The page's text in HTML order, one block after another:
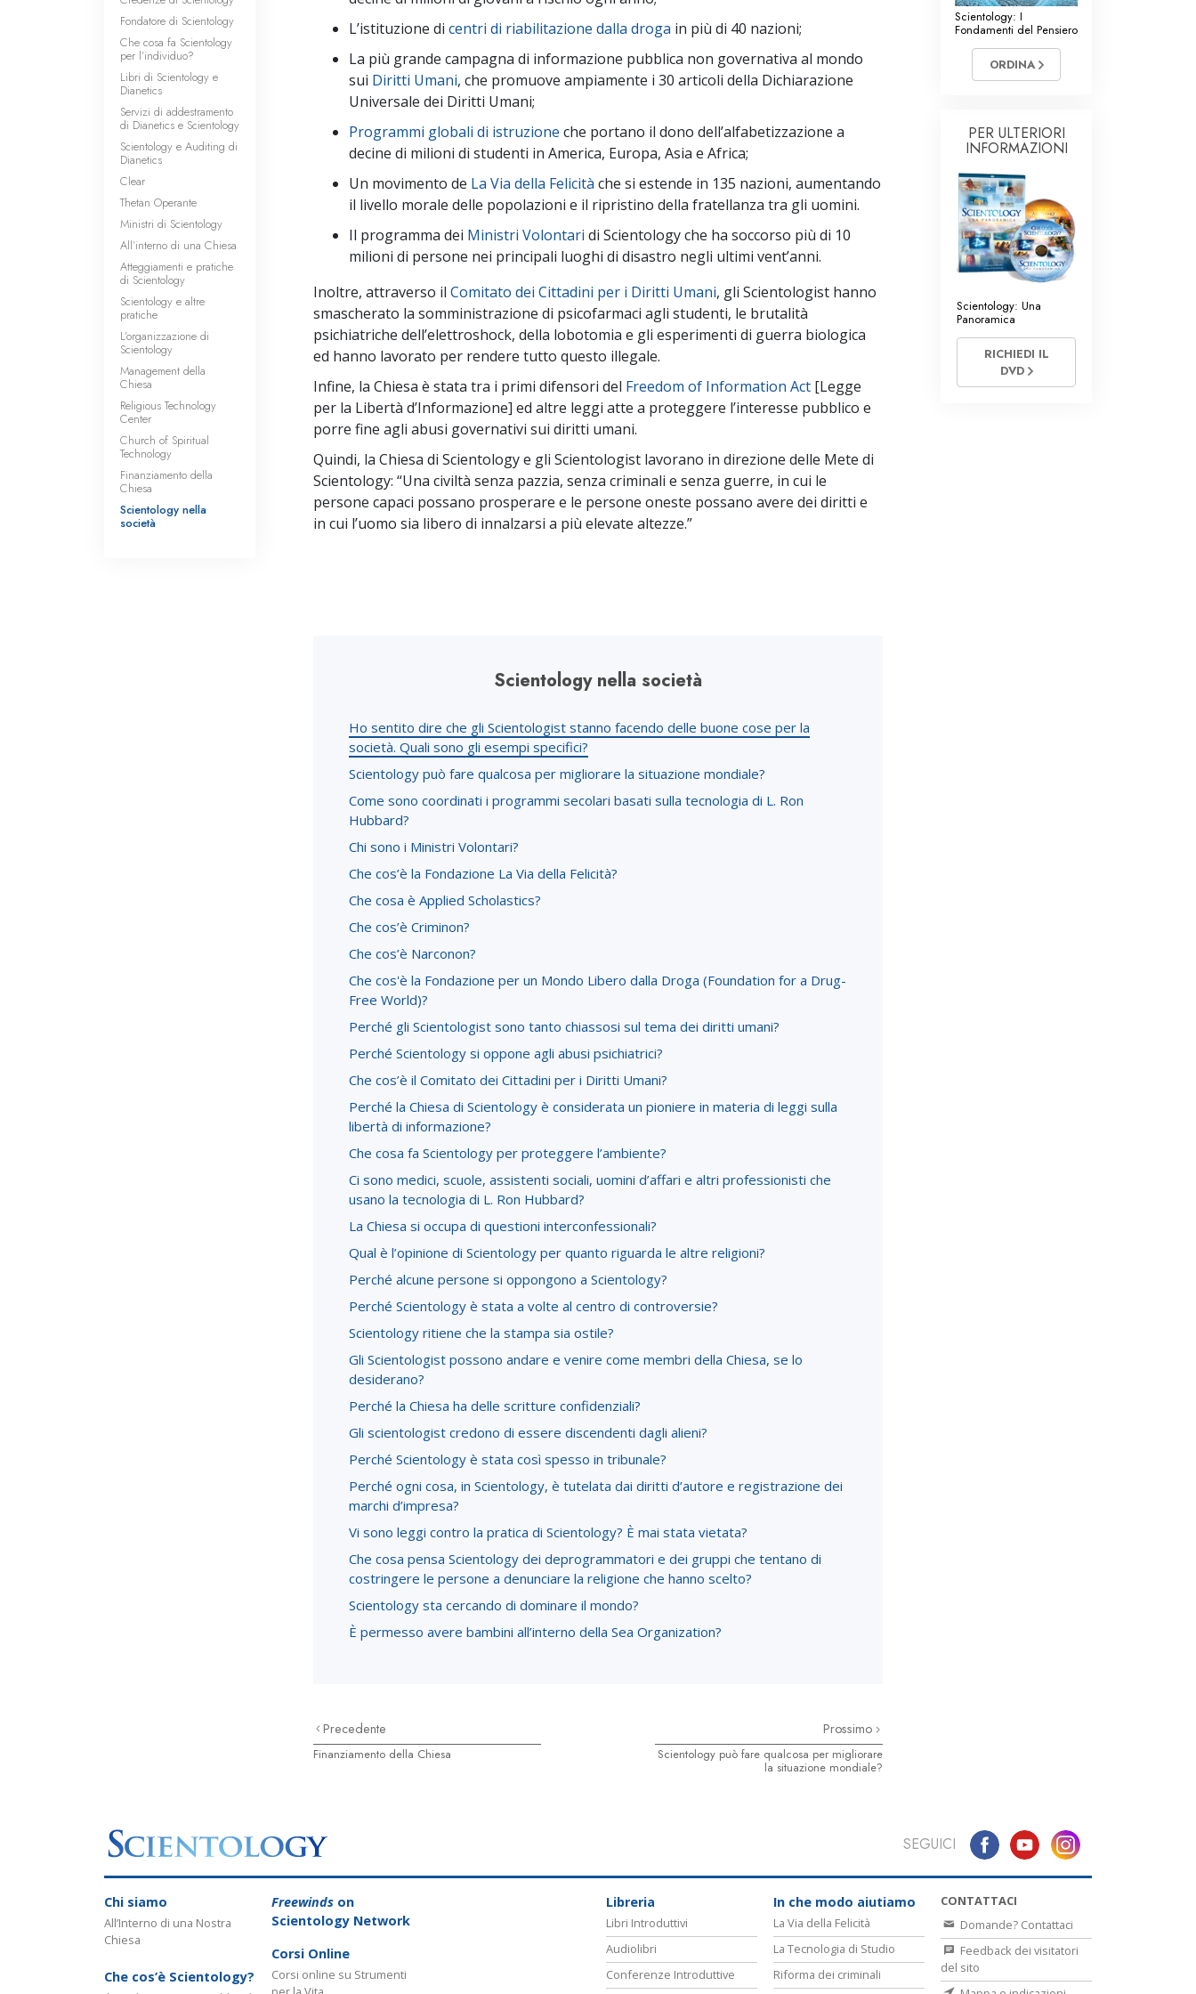
Amore e Odio:
L’istituzione di centri di riabilitazione dalla droga in più di 40 nazioni;
La più grande campagna di informazione pubblica non governativa al mondo
sui Diritti Umani, che promuove ampiamente i 30 articoli della Dichiarazione
Universale dei Diritti Umani;
Programmi globali di istruzione che portano il dono dell’alfabetizzazione a
decine di milioni di studenti in America, Europa, Asia e Africa;
Un movimento de La Via della Felicità che si estende in 135 nazioni, aumentando
il livello morale delle popolazioni e il ripristino della fratellanza tra gli uomini.
Il programma dei Ministri Volontari di Scientology che ha soccorso più di 10
milioni di persone nei principali luoghi di disastro negli ultimi vent’anni.
Inoltre, attraverso il Comitato dei Cittadini per i Diritti Umani, gli Scientologist hanno
smascherato la somministrazione di psicofarmaci agli studenti, le brutalità
psichiatriche dell’elettroshock, della lobotomia e gli esperimenti di guerra biologica
ed hanno lavorato per rendere tutto questo illegale.
Infine, la Chiesa è stata tra i primi difensori del Freedom of Information Act [Legge
per la Libertà d’Informazione] ed altre leggi atte a proteggere l’interesse pubblico e
porre fine agli abusi governativi sui diritti umani.
Quindi, la Chiesa di Scientology e gli Scientologist lavorano in direzione delle Mete di
Scientology: “Una civiltà senza pazzia, senza criminali e senza guerre, in cui le
persone capaci possano prosperare e le persone oneste possano avere dei diritti e
in cui l’uomo sia libero di innalzarsi a più elevate altezze.”
Scientology nella società
Ho sentito dire che gli Scientologist stanno facendo delle buone cose per la
società. Quali sono gli esempi specifici?
Scientology può fare qualcosa per migliorare la situazione mondiale?
Come sono coordinati i programmi secolari basati sulla tecnologia di L. Ron
Hubbard?
Chi sono i Ministri Volontari?
Che cos’è la Fondazione La Via della Felicità?
Che cosa è Applied Scholastics?
Che cos’è Criminon?
Che cos’è Narconon?
Che cos'è la Fondazione per un Mondo Libero dalla Droga (Foundation for a Drug-
Free World)?
Perché gli Scientologist sono tanto chiassosi sul tema dei diritti umani?
Perché Scientology si oppone agli abusi psichiatrici?
Che cos’è il Comitato dei Cittadini per i Diritti Umani?
Perché la Chiesa di Scientology è considerata un pioniere in materia di leggi sulla
libertà di informazione?
Che cosa fa Scientology per proteggere l’ambiente?
Ci sono medici, scuole, assistenti sociali, uomini d’affari e altri professionisti che
usano la tecnologia di L. Ron Hubbard?
La Chiesa si occupa di questioni interconfessionali?
Qual è l’opinione di Scientology per quanto riguarda le altre religioni?
Perché alcune persone si oppongono a Scientology?
Perché Scientology è stata a volte al centro di controversie?
Scientology ritiene che la stampa sia ostile?
Gli Scientologist possono andare e venire come membri della Chiesa, se lo
desiderano?
Perché la Chiesa ha delle scritture confidenziali?
Gli scientologist credono di essere discendenti dagli alieni?
Perché Scientology è stata così spesso in tribunale?
Perché ogni cosa, in Scientology, è tutelata dai diritti d’autore e registrazione dei
marchi d’impresa?
Vi sono leggi contro la pratica di Scientology? È mai stata vietata?
Che cosa pensa Scientology dei deprogrammatori e dei gruppi che tentano di
costringere le persone a denunciare la religione che hanno scelto?
Scientology sta cercando di dominare il mondo?
È permesso avere bambini all’interno della Sea Organization?
Precedente
Finanziamento della Chiesa
Prossimo
Scientology può fare qualcosa per migliorare
la situazione mondiale?
Fondatore di Scientology
Che cosa fa Scientology
per l’individuo?
Libri di Scientology e
Dianetics
Servizi di addestramento
di Dianetics e Scientology
Scientology e Auditing di
Dianetics
Clear
Thetan Operante
Ministri di Scientology
All’interno di una Chiesa
Atteggiamenti e pratiche
di Scientology
Scientology e altre
pratiche
L’organizzazione di
Scientology
Management della
Chiesa
Religious Technology
Center
Church of Spiritual
Technology
Finanziamento della
Chiesa
Scientology nella
società
Scientology: I
Fondamenti del Pensiero
ORDINA
PER ULTERIORI
INFORMAZIONI
Scientology: Una
Panoramica
RICHIEDI IL
DVD
SEGUICI
Chi siamo
All’Interno di una Nostra
Chiesa
Che cos’è Scientology?
Freewinds on
Scientology Network
Corsi Online
Corsi online su Strumenti
Libreria
Libri Introduttivi
Audiolibri
Conferenze Introduttive
In che modo aiutiamo
La Via della Felicità
La Tecnologia di Studio
Riforma dei criminali
CONTATTACI
Domande? Contattaci
Feedback dei visitatori
del sito